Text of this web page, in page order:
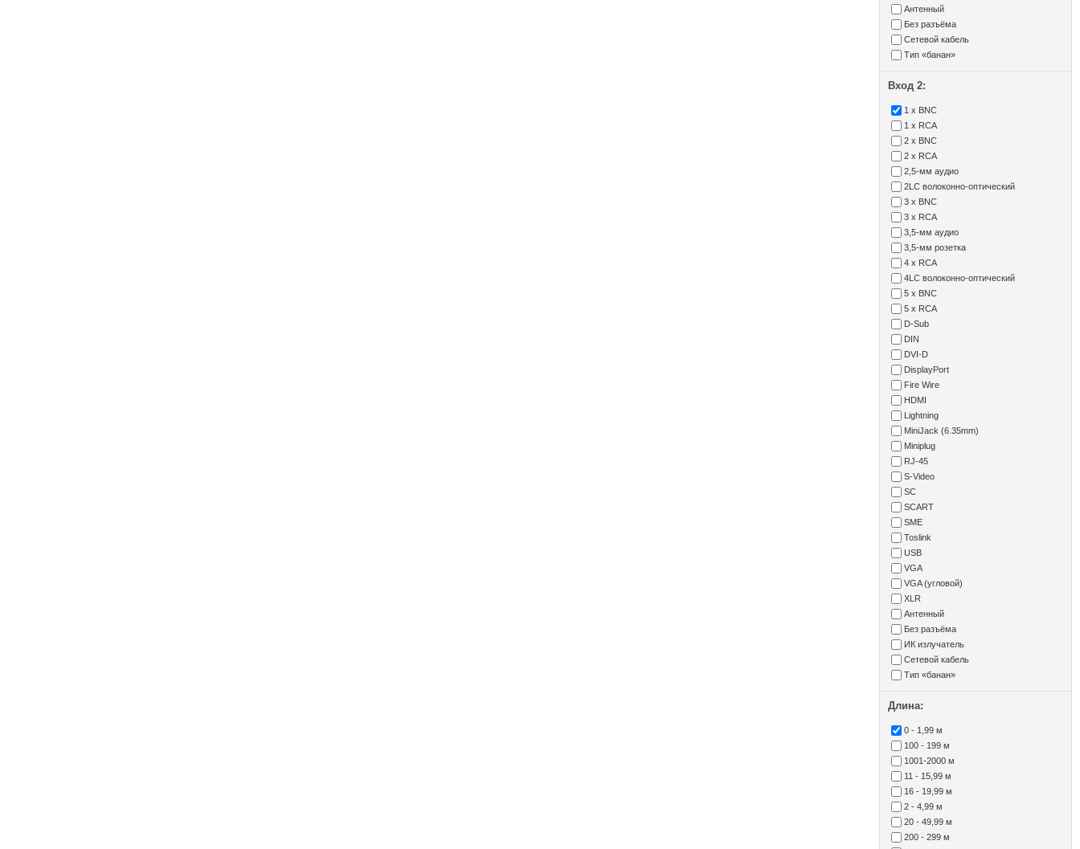
Антенный
Без разъёма
Сетевой кабель
Тип «банан»
Вход 2:
1 x BNC
1 x RCA
2 x BNC
2 x RCA
2,5-мм аудио
2LC волоконно-оптический
3 x BNC
3 x RCA
3,5-мм аудио
3,5-мм розетка
4 x RCA
4LC волоконно-оптический
5 x BNC
5 x RCA
D-Sub
DIN
DVI-D
DisplayPort
Fire Wire
HDMI
Lightning
MiniJack (6.35mm)
Miniplug
RJ-45
S-Video
SC
SCART
SME
Toslink
USB
VGA
VGA (угловой)
XLR
Антенный
Без разъёма
ИК излучатель
Сетевой кабель
Тип «банан»
Длина:
0 - 1,99 м
100 - 199 м
1001-2000 м
11 - 15,99 м
16 - 19,99 м
2 - 4,99 м
20 - 49,99 м
200 - 299 м